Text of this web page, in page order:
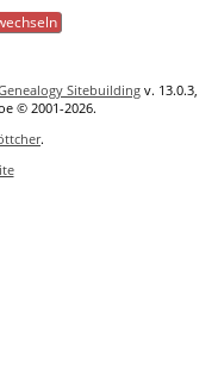
Sitebuilding v. 13.0.3,
© 2001-2026.
.